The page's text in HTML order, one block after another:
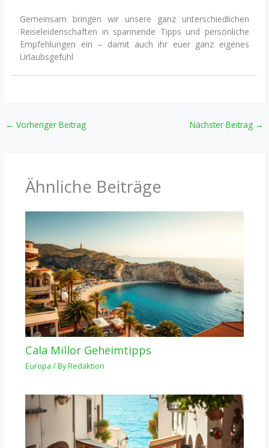
Gemeinsam bringen wir unsere ganz unterschiedlichen
Reiseleidenschaften in spannende Tipps und persönliche
Empfehlungen ein – damit auch ihr euer ganz eigenes
Urlaubsgefühl
← Vorheriger Beitrag Nächster Beitrag →
Ähnliche Beiträge
Cala Millor Geheimtipps
Europa / ByRedaktion